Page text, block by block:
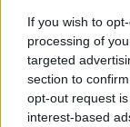
If you wish to
processing of
targeted
section to
opt-out request
interest-based
Erre figyelj!
07. 31.
NEM A
SZÁLLODÁKBAN
Ez a szer